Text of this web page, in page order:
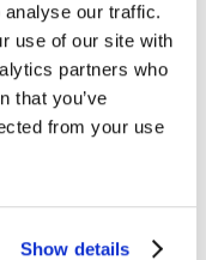
our traffic.
use of our site with
partners who
that you’ve
from your use
Show details
del lavoro
di acconsentire
e promozionali